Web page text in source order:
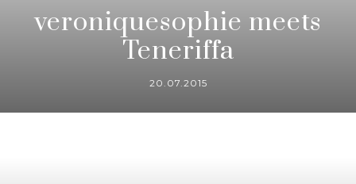
veroniquesophie meets
Teneriffa
20.07.2015